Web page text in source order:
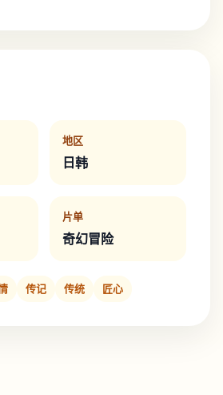
地区
日韩
片单
奇幻冒险
传记 传统 匠心